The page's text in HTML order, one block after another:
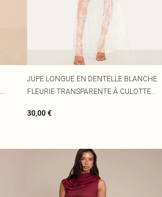
JUPE LONGUE EN DENTELLE BLANCHE
FLEURIE TRANSPARENTE À CULOTTE
30,00 €